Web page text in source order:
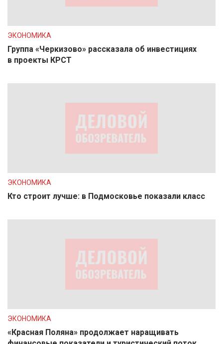
ЭКОНОМИКА
Группа «Черкизово» рассказала об инвестициях
в проекты КРСТ
ЭКОНОМИКА
Кто строит лучше: в Подмосковье показали класс
ЭКОНОМИКА
«Красная Поляна» продолжает наращивать